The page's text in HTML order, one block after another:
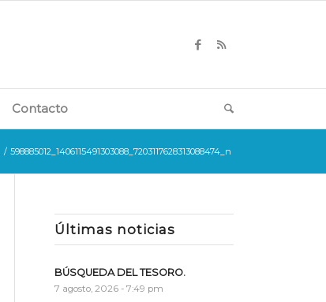
Contacto
/ 598885012_1406115491303088_7203117628313088474_n
Últimas noticias
BÚSQUEDA DEL TESORO.
7 agosto, 2026 - 7:49 pm